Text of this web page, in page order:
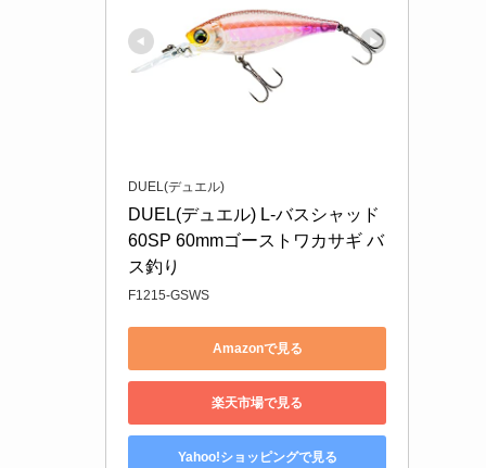
DUEL(デュエル)
DUEL(デュエル) L-バスシャッド
60SP 60mmゴーストワカサギ バ
ス釣り
F1215-GSWS
Amazonで見る
楽天市場で見る
Yahoo!ショッピングで見る